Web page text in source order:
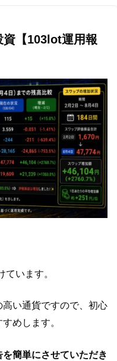
資【103lot運用報
います。
い通貨ですので、初心
めします。
簡単にさせていただき